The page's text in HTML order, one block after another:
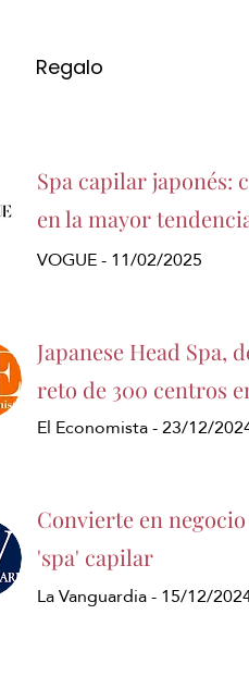
Regalo
Spa capilar japonés:
en la mayor
VOGUE - 11/02/2025
Japanese Head Spa,
reto de 300 centros
El Economista - 23/12/
La Vanguardia - 15/12/
Convierte en
'spa' capilar